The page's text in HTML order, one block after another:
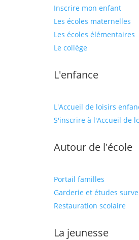
Inscrire mon enfant
Les écoles maternelles
Les écoles élémentaires
Le collège
L'enfance
L'Accueil de loisirs
S'inscrire à l'Accueil de
Autour de l'école
Portail familles
Garderie et études
Restauration scolaire
La jeunesse